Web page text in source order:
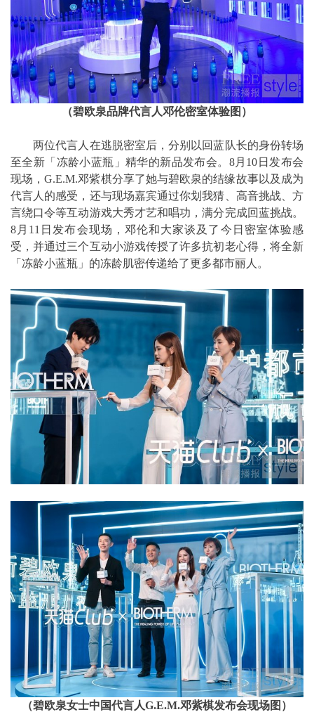
（碧欧泉品牌代言人邓伦密室体验图）
两位代言人在逃脱密室后，分别以回蓝队长的身份转场
至全新「冻龄小蓝瓶」精华的新品发布会。8月10日发布会
现场，G.E.M.邓紫棋分享了她与碧欧泉的结缘故事以及成为
代言人的感受，还与现场嘉宾通过你划我猜、高音挑战、方
言绕口令等互动游戏大秀才艺和唱功，满分完成回蓝挑战。
8月11日发布会现场，邓伦和大家谈及了今日密室体验感
受，并通过三个互动小游戏传授了许多抗初老心得，将全新
「冻龄小蓝瓶」的冻龄肌密传递给了更多都市丽人。
（碧欧泉女士中国代言人G.E.M.邓紫棋发布会现场图）